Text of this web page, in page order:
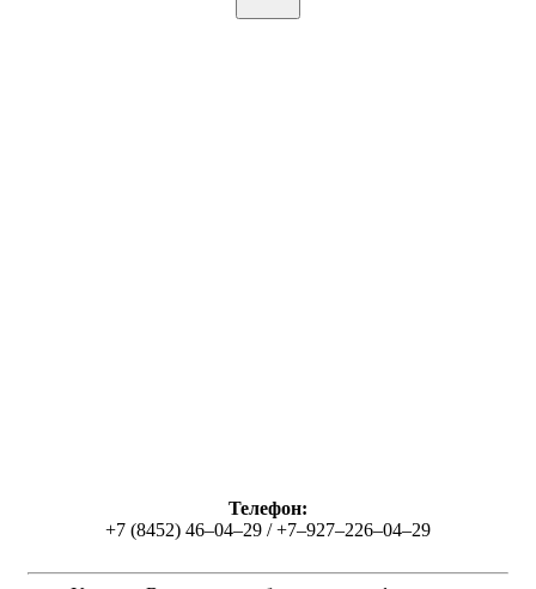
Телефон:
+7 (8452) 46–04–29 / +7–927–226–04–29